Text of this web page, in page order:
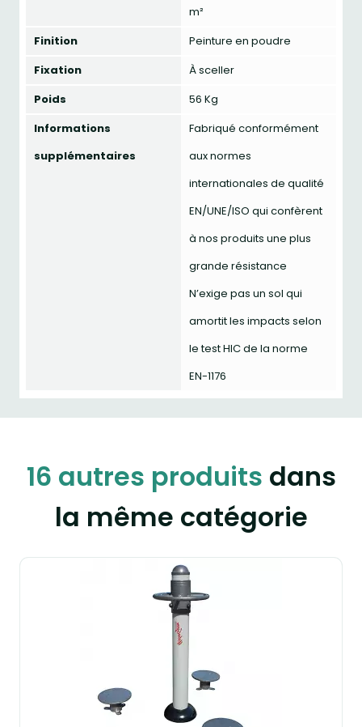
m²
Finition
Peinture en poudre
Fixation
À sceller
Poids
56 Kg
Informations
supplémentaires
Fabriqué conformément
aux normes
internationales de qualité
EN/UNE/ISO qui confèrent
à nos produits une plus
grande résistance
N’exige pas un sol qui
amortit les impacts selon
le test HIC de la norme
EN-1176
16 autres produits dans
la même catégorie